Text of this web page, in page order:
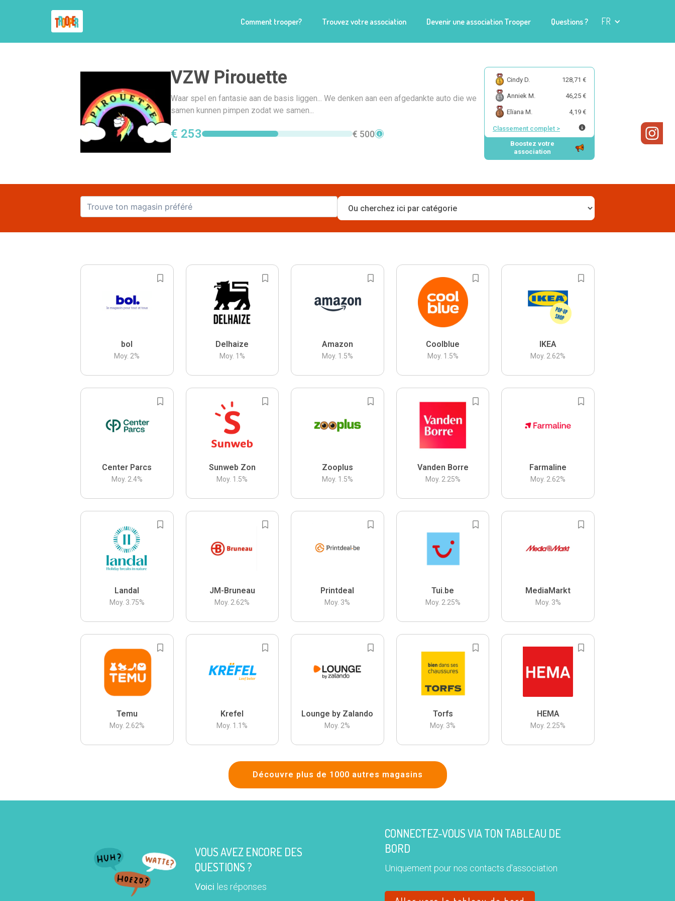
Comment trooper? Trouvez votre association Devenir une association Trooper Questions ? FR
VZW Pirouette
Waar spel en fantasie aan de basis liggen... We denken aan een afgedankte auto die we
samen kunnen pimpen zodat we samen...
€ 253 € 500
Cindy D. 128,71 €
Anniek M. 46,25 €
Elïana M. 4,19 €
Classement complet >
Boostez votre
association
bol
Moy. 2%
Delhaize
Moy. 1 %
Amazon
Moy. 1.5%
Coolblue
Moy. 1.5%
IKEA
Moy. 2.62%
Center Parcs
Moy. 2.4%
Sunweb Zon
Moy. 1.5%
Zooplus
Moy. 1.5%
Vanden Borre
Moy. 2.25%
Farmaline
Moy. 2.62%
Landal
Moy. 3.75%
JM-Bruneau
Moy. 2.62%
Printdeal
Moy. 3%
Tui.be
Moy. 2.25%
MediaMarkt
Moy. 3%
Temu
Moy. 2.62%
Krefel
Moy. 1.1 %
Lounge by Zalando
Moy. 2%
Torfs
Moy. 3%
HEMA
Moy. 2.25%
Découvre plus de 1000 autres magasins
VOUS AVEZ ENCORE DES
QUESTIONS ?
Voici les réponses
CONNECTEZ-VOUS VIA TON TABLEAU DE
BORD
Uniquement pour nos contacts d'association